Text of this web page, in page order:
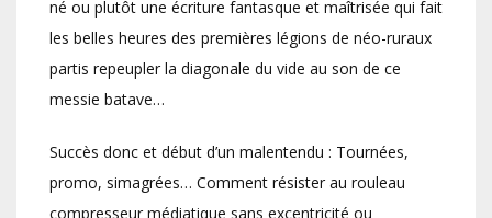
né ou plutôt une écriture fantasque et maîtrisée qui fait
les belles heures des premières légions de néo-ruraux
partis repeupler la diagonale du vide au son de ce
messie batave…
Succès donc et début d’un malentendu : Tournées,
promo, simagrées… Comment résister au rouleau
compresseur médiatique sans excentricité ou